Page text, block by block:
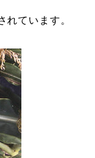
れています。